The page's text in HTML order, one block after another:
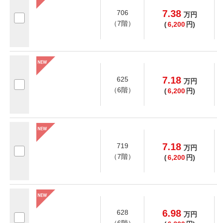
706
（7階）
7.38 万円
(6,200 円)
625
（6階）
7.18 万円
(6,200 円)
719
（7階）
7.18 万円
(6,200 円)
628
6.98 万円